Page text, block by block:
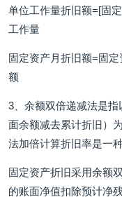
单位工作量折旧额=[固
工作量
固定资产月折旧额=固
额
3、余额双倍递减法是
面余额减去累计折旧）
法加倍计算折旧率是一
固定资产折旧采用余额
的账面净值扣除预计净